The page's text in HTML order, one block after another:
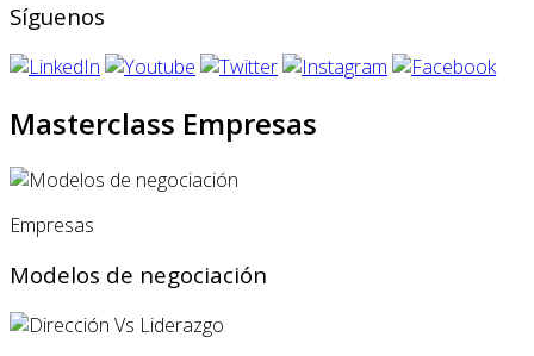
Síguenos
Masterclass Empresas
Empresas
Modelos de negociación